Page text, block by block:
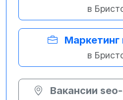
в
Маркетинг
в
Вакансии